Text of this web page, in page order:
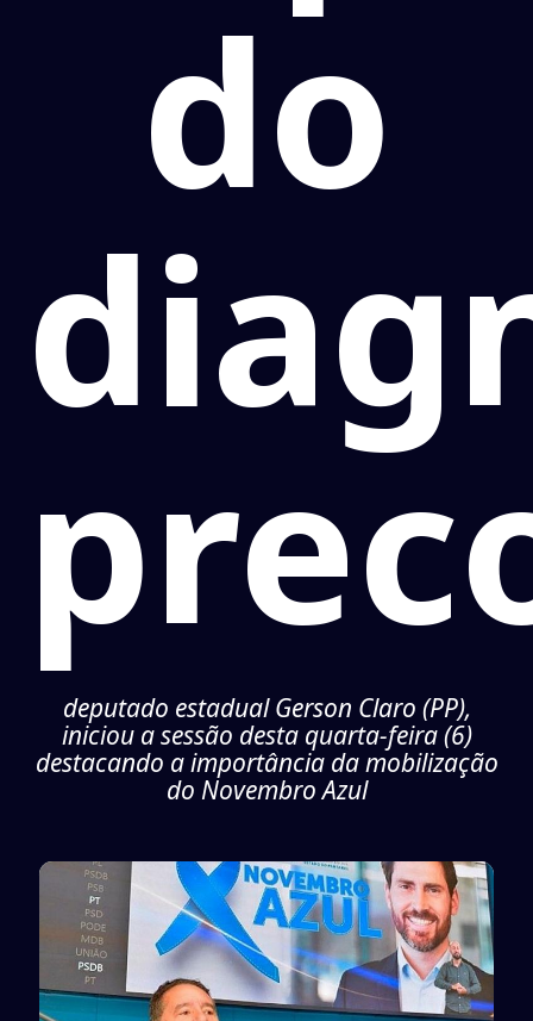
do
deputado estadual Gerson Claro (PP),
iniciou a sessão desta quarta-feira (6)
destacando a importância da mobilização
do Novembro Azul